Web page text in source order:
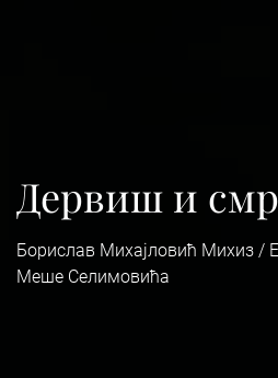
Дервиш и
Борислав Михајловић Михиз /
Меше Селимовића